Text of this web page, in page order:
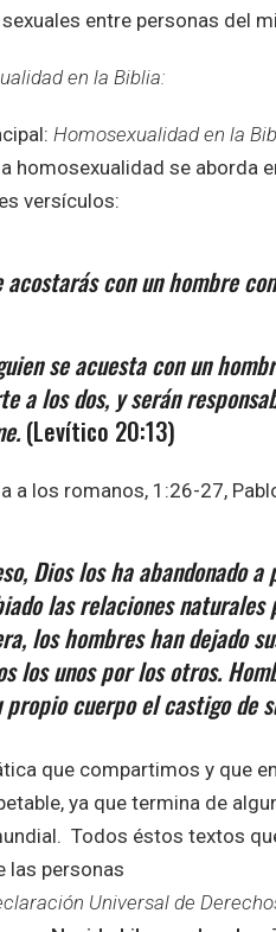
entre personas del
en la Biblia:
Homosexualidad en la
la homosexualidad se
versículos:
acostarás con un hombre
se acuesta con un
a los dos, y serán
(Levítico 20:13)​
a los romanos, 1:26-27,
Dios los ha abandonado
las relaciones
los hombres han dejado
los unos por los otros.
propio cuerpo el castigo de
que compartimos y que
ya que termina de
Todos éstos textos
las personas
Universal de